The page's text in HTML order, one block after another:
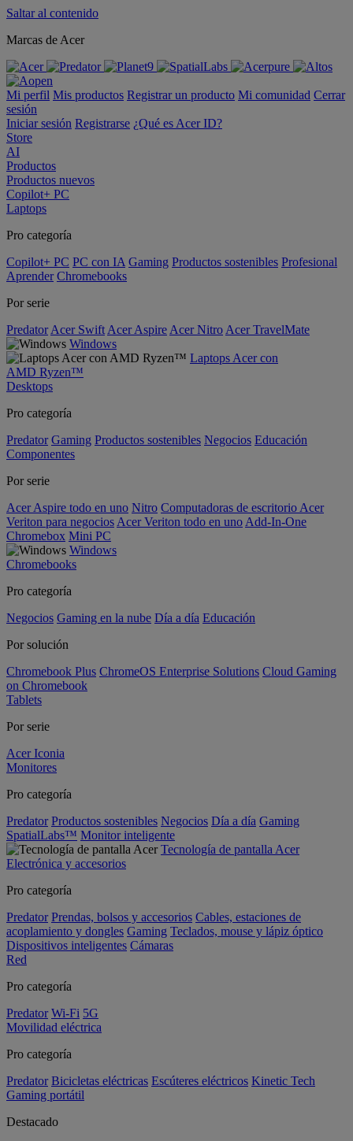
Saltar al contenido
Marcas de Acer
Mi perfil Mis productos Registrar un producto Mi comunidad Cerrar
sesión
Iniciar sesión Registrarse ¿Qué es Acer ID?
Store
AI
Productos
Productos nuevos
Copilot+ PC
Laptops
Pro categoría
Copilot+ PC PC con IA Gaming Productos sostenibles Profesional
Aprender Chromebooks
Por serie
Predator Acer Swift Acer Aspire Acer Nitro Acer TravelMate
Windows
Laptops Acer con
AMD Ryzen™
Desktops
Pro categoría
Predator Gaming Productos sostenibles Negocios Educación
Componentes
Por serie
Acer Aspire todo en uno Nitro Computadoras de escritorio Acer
Veriton para negocios Acer Veriton todo en uno Add-In-One
Chromebox Mini PC
Windows
Chromebooks
Pro categoría
Negocios Gaming en la nube Día a día Educación
Por solución
Chromebook Plus ChromeOS Enterprise Solutions Cloud Gaming
on Chromebook
Tablets
Por serie
Acer Iconia
Monitores
Pro categoría
Predator Productos sostenibles Negocios Día a día Gaming
SpatialLabs™ Monitor inteligente
Tecnología de pantalla Acer
Electrónica y accesorios
Pro categoría
Predator Prendas, bolsos y accesorios Cables, estaciones de
acoplamiento y dongles Gaming Teclados, mouse y lápiz óptico
Dispositivos inteligentes Cámaras
Red
Pro categoría
Predator Wi-Fi 5G
Movilidad eléctrica
Pro categoría
Predator Bicicletas eléctricas Escúteres eléctricos Kinetic Tech
Gaming portátil
Destacado